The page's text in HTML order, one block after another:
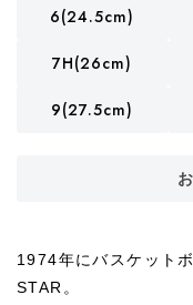
6(24.5cm)
7H(26cm)
9(27.5cm)
1974年にバスケット
STAR。